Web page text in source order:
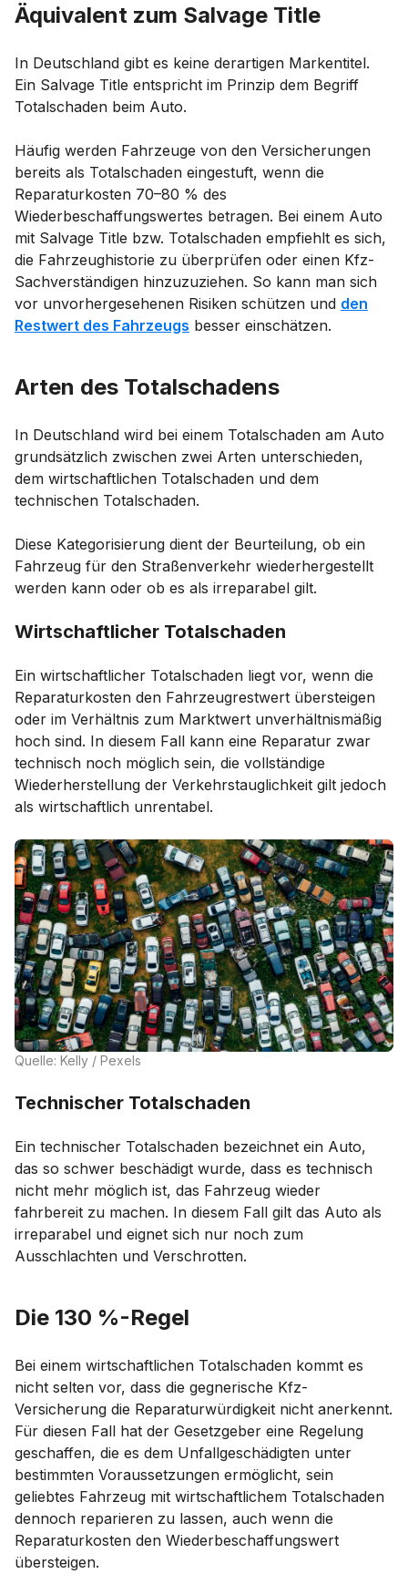
Äquivalent zum Salvage Title
In Deutschland gibt es keine derartigen Markentitel.
Ein Salvage Title entspricht im Prinzip dem Begriff
Totalschaden beim Auto.
Häufig werden Fahrzeuge von den Versicherungen
bereits als Totalschaden eingestuft, wenn die
Reparaturkosten 70–80 % des
Wiederbeschaffungswertes betragen. Bei einem Auto
mit Salvage Title bzw. Totalschaden empfiehlt es sich,
die Fahrzeughistorie zu überprüfen oder einen Kfz-
Sachverständigen hinzuzuziehen. So kann man sich
vor unvorhergesehenen Risiken schützen und den
Restwert des Fahrzeugs besser einschätzen.
Arten des Totalschadens
In Deutschland wird bei einem Totalschaden am Auto
grundsätzlich zwischen zwei Arten unterschieden,
dem wirtschaftlichen Totalschaden und dem
technischen Totalschaden.
Diese Kategorisierung dient der Beurteilung, ob ein
Fahrzeug für den Straßenverkehr wiederhergestellt
werden kann oder ob es als irreparabel gilt.
Wirtschaftlicher Totalschaden
Ein wirtschaftlicher Totalschaden liegt vor, wenn die
Reparaturkosten den Fahrzeugrestwert übersteigen
oder im Verhältnis zum Marktwert unverhältnismäßig
hoch sind. In diesem Fall kann eine Reparatur zwar
technisch noch möglich sein, die vollständige
Wiederherstellung der Verkehrstauglichkeit gilt jedoch
als wirtschaftlich unrentabel.
Quelle: Kelly / Pexels
Technischer Totalschaden
Ein technischer Totalschaden bezeichnet ein Auto,
das so schwer beschädigt wurde, dass es technisch
nicht mehr möglich ist, das Fahrzeug wieder
fahrbereit zu machen. In diesem Fall gilt das Auto als
irreparabel und eignet sich nur noch zum
Ausschlachten und Verschrotten.
Die 130 %-Regel
Bei einem wirtschaftlichen Totalschaden kommt es
nicht selten vor, dass die gegnerische Kfz-
Versicherung die Reparaturwürdigkeit nicht anerkennt.
Für diesen Fall hat der Gesetzgeber eine Regelung
geschaffen, die es dem Unfallgeschädigten unter
bestimmten Voraussetzungen ermöglicht, sein
geliebtes Fahrzeug mit wirtschaftlichem Totalschaden
dennoch reparieren zu lassen, auch wenn die
Reparaturkosten den Wiederbeschaffungswert
übersteigen.